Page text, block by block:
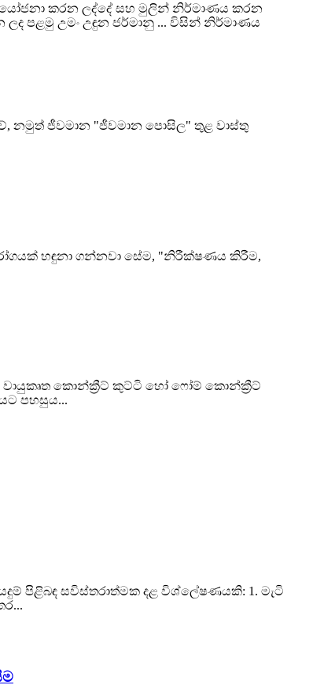
යෝජනා කරන ලද්දේ සහ මුලින් නිර්මාණය කරන
පළමු උමං උඳුන ජර්මානු ... විසින් නිර්මාණය
නමුත් ජීවමාන "ජීවමාන පොසිල" තුළ වාස්තු
හඳුනා ගන්නවා සේම, "නිරීක්ෂණය කිරීම,
කොන්ක්‍රීට් කුට්ටි හෝ ෆෝම් කොන්ක්‍රීට්
පහසුය...
පිළිබඳ සවිස්තරාත්මක දළ විශ්ලේෂණයකි: 1. මැටි